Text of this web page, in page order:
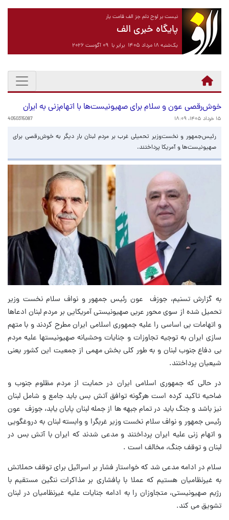
نیست بر لوح دلم جز الف قامت یار
پایگاه خبری الف
یک‌شنبه ۱۸ مرداد ۱۴۰۵ برابر با ۰۹ آگوست ۲۰۲۶
خوش‌رقصی عون و سلام برای صهیونیست‌ها با اتهام‌زنی به ایران
۱۵ خرداد ۱۴۰۵، ۱۸:۰۹ 4050315087
رئیس‌جمهور و نخست‌وزیر تحمیلی غرب بر مردم لبنان بار دیگر به خوش‌رقصی برای
صهیونیست‌ها و آمریکا پرداختند.
به گزارش تسنیم، جوزف عون رئیس جمهور و نواف سلام نخست وزیر
تحمیل شده از سوی محور عربی صهیونیستی آمریکایی بر مردم لبنان ادعاها
و اتهامات بی اساسی را علیه جمهوری اسلامی ایران مطرح کردند و با متهم
سازی ایران به توجیه تجاوزات و جنایات وحشیانه صهیونیستها علیه مردم
بی دفاع جنوب لبنان و به طور کلی بخش مهمی از جمعیت این کشور یعنی
شیعیان پرداختند.
در حالی که جمهوری اسلامی ایران در حمایت از مردم مظلوم جنوب و
ضاحیه تاکید کرده است هرگونه توافق آتش بس باید جامع و شامل لبنان
نیز باشد و جنگ باید در تمام جبهه ها از جمله لبنان پایان یابد، جوزف عون
رئیس جمهور و نواف سلام نخست وزیر غربگرا و وابسته لبنان به دروغگویی
و اتهام زنی علیه ایران پرداختند و مدعی شدند که ایران با آتش بس در
لبنان و توقف جنگ، مخالف است .
سلام در ادامه مدعی شد که خواستار فشار بر اسرائیل برای توقف حملاتش
به غیرنظامیان هستیم که عملا با پافشاری بر مذاکرات ننگین مستقیم با
رژیم صهیونیستی، متجاوزان را به ادامه جنایات علیه غیرنظامیان در لبنان
تشویق می کند.